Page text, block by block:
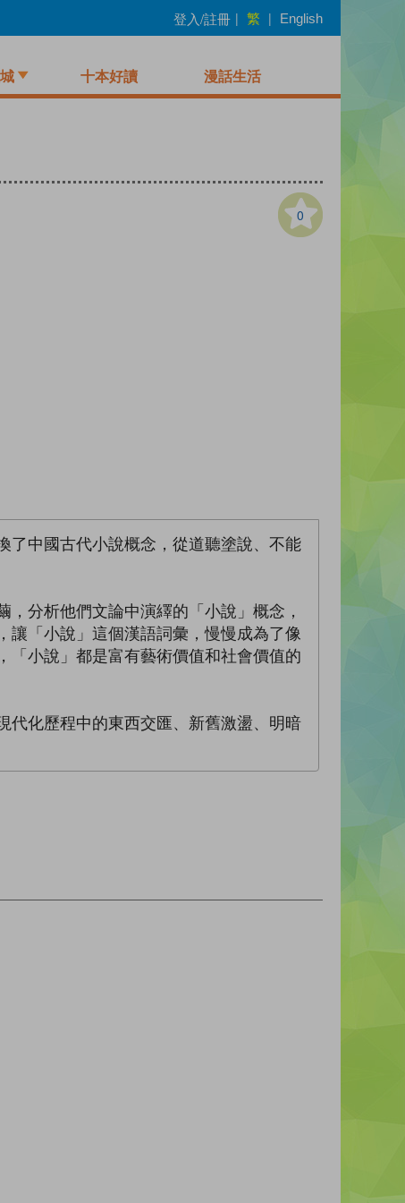
登入/註冊 | 繁 | English
十本好讀 漫話生活
0
了中國古代小說概念，從道聽塗說、不能
分析他們文論中演繹的「小說」概念，
讓「小說」這個漢語詞彙，慢慢成為了像
「小說」都是富有藝術價值和社會價值的
代化歷程中的東西交匯、新舊激盪、明暗